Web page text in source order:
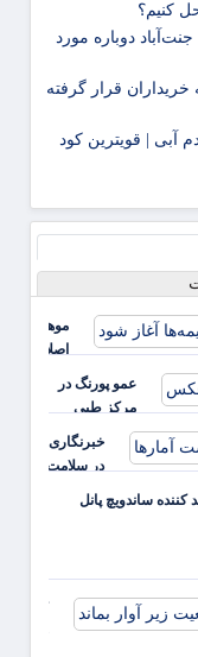
کنیم؟
جنت‌آباد دوباره مورد
خریداران قرار گرفته
آبی | قویترین کود
موهبتی:
اصلاح
سلامت
بیمه‌ها
آغاز شود
عمو پورنگ در
مرکز طبی
کودکان+ عکس
خبرنگاری
در سلامت؛
دیدن
انسان
ساندویچ پانل